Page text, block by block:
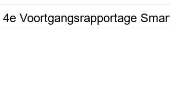
Voortgangsrapportage